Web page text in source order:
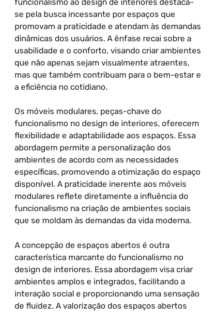
se pela busca incessante por espaços que
promovam a praticidade e atendam às demandas
dinâmicas dos usuários. A ênfase recai sobre a
usabilidade e o conforto, visando criar ambientes
que não apenas sejam visualmente atraentes,
mas que também contribuam para o bem-estar e
a eficiência no cotidiano.
Os móveis modulares, peças-chave do
funcionalismo no design de interiores, oferecem
flexibilidade e adaptabilidade aos espaços. Essa
abordagem permite a personalização dos
ambientes de acordo com as necessidades
específicas, promovendo a otimização do espaço
disponível. A praticidade inerente aos móveis
modulares reflete diretamente a influência do
funcionalismo na criação de ambientes sociais
que se moldam às demandas da vida moderna.
A concepção de espaços abertos é outra
característica marcante do funcionalismo no
design de interiores. Essa abordagem visa criar
ambientes amplos e integrados, facilitando a
interação social e proporcionando uma sensação
de fluidez. A valorização dos espaços abertos